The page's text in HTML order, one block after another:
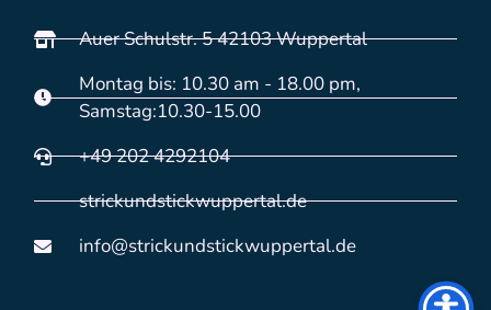
Auer Schulstr. 5 42103 Wuppertal
Montag bis: 10.30 am - 18.00 pm,
Samstag:10.30-15.00
+49 202 4292104
strickundstickwuppertal.de
info@strickundstickwuppertal.de